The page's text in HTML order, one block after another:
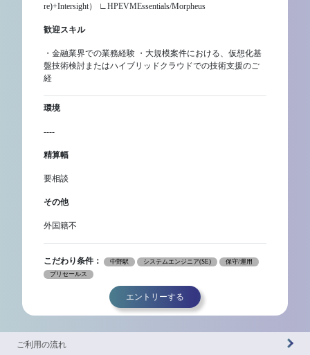
re)+Intersight） ∟HPEVMEssentials/Morpheus
歓迎スキル
・金融業界での業務経験 ・大規模案件における、仮想化基
盤技術検討またはハイブリッドクラウドでの技術支援のご
経
環境
----
精算幅
要相談
その他
外国籍不
こだわり条件： 中野駅 システムエンジニア(SE)
保守/運用
プリセールス
エントリーする
ご利用の流れ